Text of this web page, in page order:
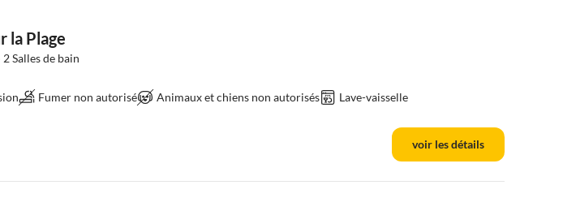
la Plage
Salles de bain
Fumer non autorisé Animaux et chiens non autorisés Lave-vaisselle
voir les détails